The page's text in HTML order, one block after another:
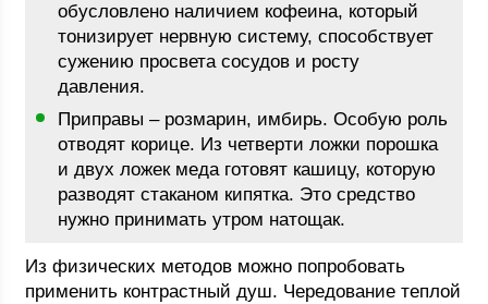
обусловлено наличием кофеина, который
тонизирует нервную систему, способствует
сужению просвета сосудов и росту
давления.
Приправы – розмарин, имбирь. Особую роль
отводят корице. Из четверти ложки порошка
и двух ложек меда готовят кашицу, которую
разводят стаканом кипятка. Это средство
нужно принимать утром натощак.
Из физических методов можно попробовать
применить контрастный душ. Чередование теплой